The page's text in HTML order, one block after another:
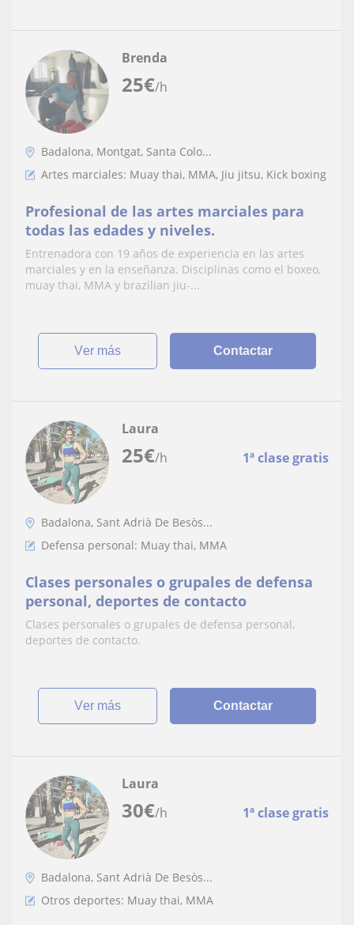
25€/h
Brenda
Badalona, Montgat, Santa Colo...
Artes marciales: Muay thai, MMA, Jiu jitsu, Kick boxing
Profesional de las artes marciales para
todas las edades y niveles.
Entrenadora con 19 años de experiencia en las artes
marciales y en la enseñanza. Disciplinas como el boxeo,
muay thai, MMA y brazilian jiu-...
ver más Contactar
25€/h 1ª clase gratis
Laura
Badalona, Sant Adrià De Besòs...
Defensa personal: Muay thai, MMA
Clases personales o grupales de defensa
personal, deportes de contacto
Clases personales o grupales de defensa personal,
deportes de contacto.
ver más Contactar
30€/h 1ª clase gratis
Laura
Badalona, Sant Adrià De Besòs...
Otros deportes: Muay thai, MMA